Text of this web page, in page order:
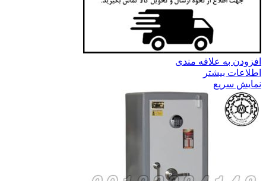
افزودن به علاقه مندی
اطلاعات بیشتر
نمایش سریع